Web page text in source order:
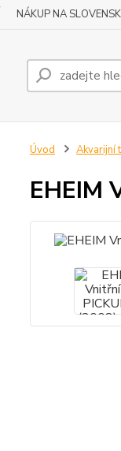
NÁKUP NA
Úvod Akvarijní
EHEIM